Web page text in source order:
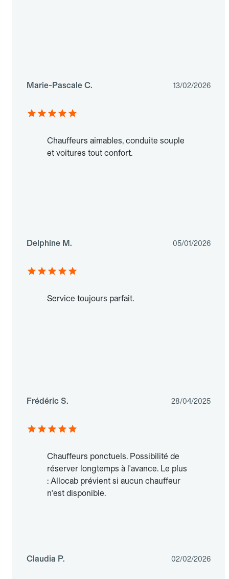
Marie-Pascale C. 13/02/2026
Chauffeurs aimables, conduite souple
et voitures tout confort.
Delphine M. 05/01/2026
Service toujours parfait.
Frédéric S. 28/04/2025
Chauffeurs ponctuels. Possibilité de
réserver longtemps à l'avance. Le plus
: Allocab prévient si aucun chauffeur
n'est disponible.
Claudia P. 02/02/2026